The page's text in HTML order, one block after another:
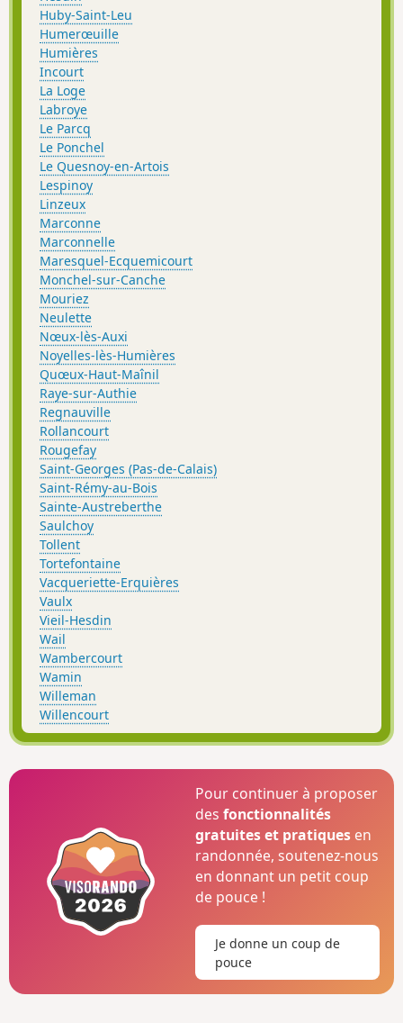
Huby-Saint-Leu
Humerœuille
Humières
Incourt
La Loge
Labroye
Le Parcq
Le Ponchel
Le Quesnoy-en-Artois
Lespinoy
Linzeux
Marconne
Marconnelle
Maresquel-Ecquemicourt
Monchel-sur-Canche
Mouriez
Neulette
Nœux-lès-Auxi
Noyelles-lès-Humières
Quœux-Haut-Maînil
Raye-sur-Authie
Regnauville
Rollancourt
Rougefay
Saint-Georges (Pas-de-Calais)
Saint-Rémy-au-Bois
Sainte-Austreberthe
Saulchoy
Tollent
Tortefontaine
Vacqueriette-Erquières
Vaulx
Vieil-Hesdin
Wail
Wambercourt
Wamin
Willeman
Willencourt
Pour continuer à proposer
desfonctionnalités
gratuites et pratiques en
randonnée, soutenez-nous
en donnant un petit coup
de pouce !
Je donne un coup de
pouce